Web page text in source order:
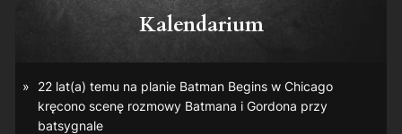
Kalendarium
22 lat(a) temu na planie Batman Beginsw Chicago
kręcono scenę rozmowy Batmana i Gordona przy
batsygnale